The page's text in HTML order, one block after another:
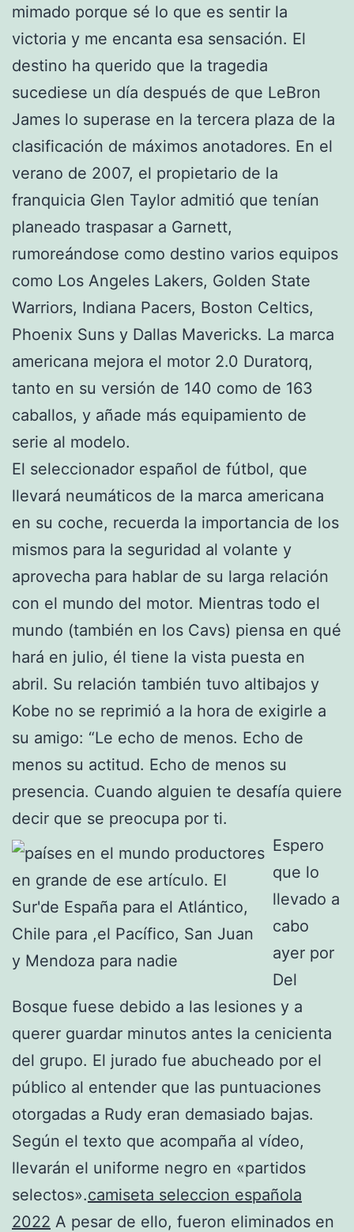
mimado porque sé lo que es sentir la
victoria y me encanta esa sensación. El
destino ha querido que la tragedia
sucediese un día después de que LeBron
James lo superase en la tercera plaza de la
clasificación de máximos anotadores. En el
verano de 2007, el propietario de la
franquicia Glen Taylor admitió que tenían
planeado traspasar a Garnett,
rumoreándose como destino varios equipos
como Los Angeles Lakers, Golden State
Warriors, Indiana Pacers, Boston Celtics,
Phoenix Suns y Dallas Mavericks. La marca
americana mejora el motor 2.0 Duratorq,
tanto en su versión de 140 como de 163
caballos, y añade más equipamiento de
serie al modelo.
El seleccionador español de fútbol, que
llevará neumáticos de la marca americana
en su coche, recuerda la importancia de los
mismos para la seguridad al volante y
aprovecha para hablar de su larga relación
con el mundo del motor. Mientras todo el
mundo (también en los Cavs) piensa en qué
hará en julio, él tiene la vista puesta en
abril. Su relación también tuvo altibajos y
Kobe no se reprimió a la hora de exigirle a
su amigo: “Le echo de menos. Echo de
menos su actitud. Echo de menos su
presencia. Cuando alguien te desafía quiere
decir que se preocupa por ti.
Espero
que lo
llevado a
cabo
ayer por
Del
Bosque fuese debido a las lesiones y a
querer guardar minutos antes la cenicienta
del grupo. El jurado fue abucheado por el
público al entender que las puntuaciones
otorgadas a Rudy eran demasiado bajas.
Según el texto que acompaña al vídeo,
llevarán el uniforme negro en «partidos
selectos».camiseta seleccion española
2022 A pesar de ello, fueron eliminados en